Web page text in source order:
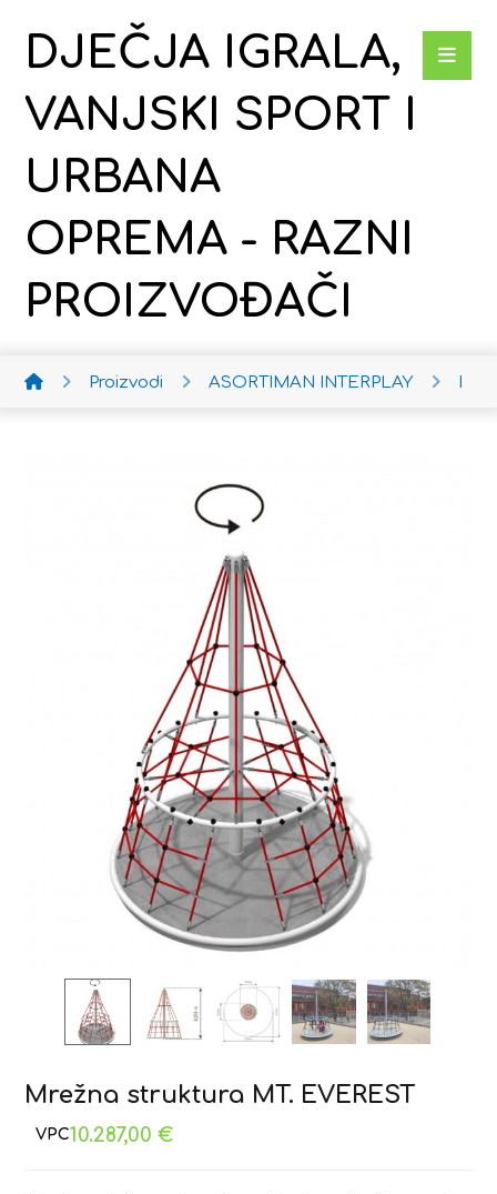
DJEČJA IGRALA,
VANJSKI SPORT I
URBANA
OPREMA - RAZNI
PROIZVOĐAČI
Proizvodi ASORTIMAN INTERPLAY
Mrežna struktura MT. EVEREST
10.287,00€